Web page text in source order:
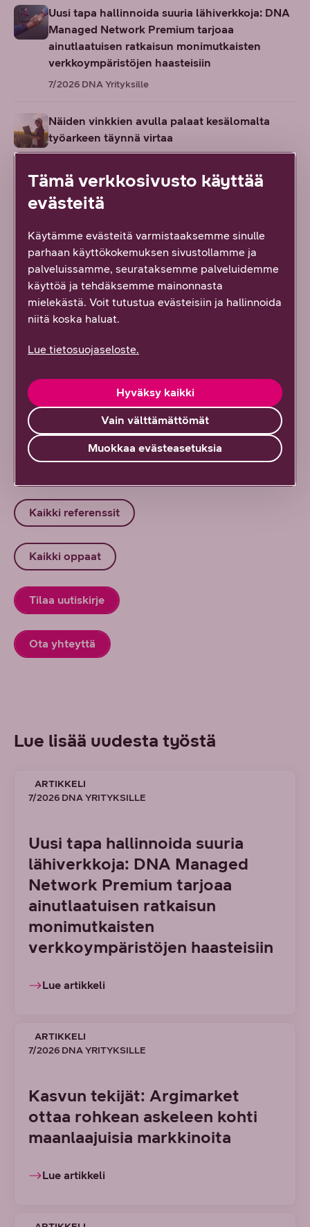
Uusi tapa hallinnoida suuria lähiverkkoja: DNA
Managed Network Premium tarjoaa
ainutlaatuisen ratkaisun monimutkaisten
verkkoympäristöjen haasteisiin
7/2026 DNA Yrityksille
Näiden vinkkien avulla palaat kesälomalta
työarkeen täynnä virtaa
Suomesta seuraava tekoälyn edelläkävijä? AI
Finlandin johtajan eväät globaaliin kasvuun
6/2026 DNA Yrityksille
Sinustako promptauksen kuningas tai
kuningatar? Vinkit tekoälyn tehokkaaseen
käyttöön
6/2026 DNA Yrityksille
tulevaisuuden teknologiaa! Näitä podcasteja et
DNA Yrityksille
Kaikki referenssit
Kaikki oppaat
Tilaa uutiskirje
Ota yhteyttä
Lue lisää uudesta työstä
ARTIKKELI
7/2026 DNA YRITYKSILLE
Uusi tapa hallinnoida suuria
lähiverkkoja: DNA Managed
Network Premium tarjoaa
ainutlaatuisen ratkaisun
monimutkaisten
verkkoympäristöjen haasteisiin
Lue artikkeli
ARTIKKELI
7/2026 DNA YRITYKSILLE
Kasvun tekijät: Argimarket
ottaa rohkean askeleen kohti
maanlaajuisia markkinoita
Lue artikkeli
Tämä verkkosivusto käyttää
evästeitä
Käytämme evästeitä varmistaaksemme sinulle
parhaan käyttökokemuksen sivustollamme ja
palveluissamme, seurataksemme palveluidemme
käyttöä ja tehdäksemme mainonnasta
mielekästä. Voit tutustua evästeisiin ja hallinnoida
niitä koska haluat.
Lue tietosuojaseloste.
Vain välttämättömät
Hyväksy kaikki
Muokkaa evästeasetuksia